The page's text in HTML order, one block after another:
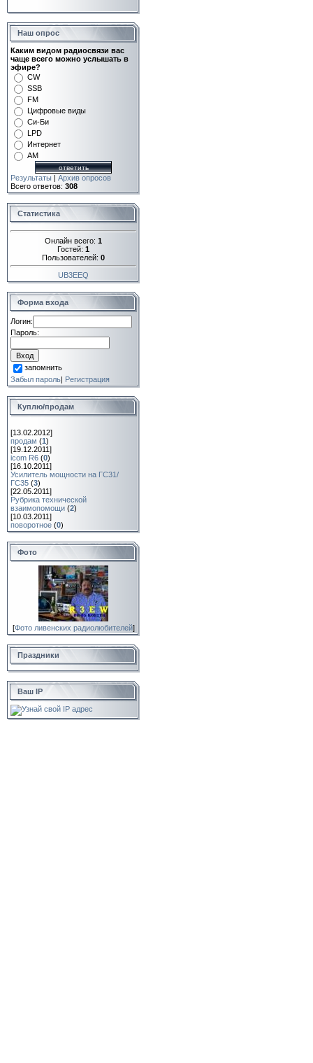
Наш опрос
Каким видом радиосвязи вас
чаще всего можно услышать в
эфире?
CW
SSB
FM
Цифровые виды
Си-Би
LPD
Интернет
AM
Результаты | Архив опросов
Всего ответов: 308
Статистика
Онлайн всего: 1
Гостей: 1
Пользователей: 0
UB3EEQ
Форма входа
Логин:
Пароль:
запомнить
Забыл пароль| Регистрация
Куплю/продам
[13.02.2012]
продам (1)
[19.12.2011]
icom R6 (0)
[16.10.2011]
Усилитель мощности на ГС31/
ГС35 (3)
[22.05.2011]
Рубрика технической
взаимопомощи (2)
[10.03.2011]
поворотное (0)
Фото
[Фото ливенских радиолюбителей]
Праздники
Ваш IP